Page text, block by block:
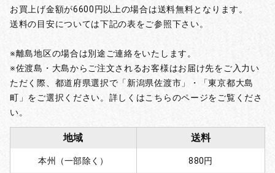
お買上げ金額が6600円以上の場合は送料無料となります。
送料の目安については下記の表をご参照下さい。
※離島地区の場合は別途ご連絡をいたします。
※佐渡島・大島からご注文されるお客様はお届け先をご入力い
ただく際、都道府県選択で「新潟県佐渡市」・「東京都大島
町」をご選択ください。詳しくはこちらのページをご覧くださ
い。
地域 送料
本州（一部除く） 880円